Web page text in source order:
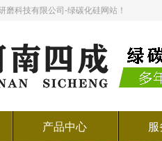
磨科技有限公司-绿碳化硅网站！
产品中心